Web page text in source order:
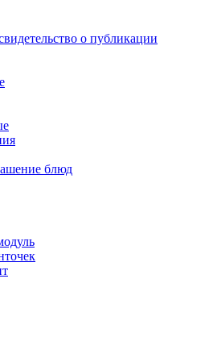
о публикации
блюд